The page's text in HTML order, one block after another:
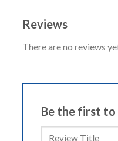
Reviews
There are no reviews
Be the first to